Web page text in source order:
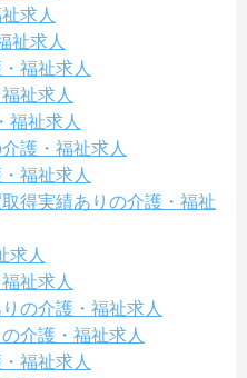
求人
祉求人
福祉求人
祉求人
福祉求人
護・福祉求人
福祉求人
得実績ありの介護・福祉
求人
祉求人
の介護・福祉求人
介護・福祉求人
福祉求人